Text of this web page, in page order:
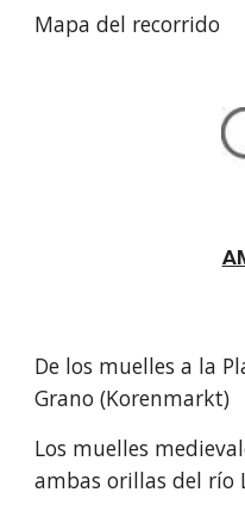
Mapa del recorrido
De los muelles a la
Grano (Korenmarkt)
Los muelles
ambas orillas del río